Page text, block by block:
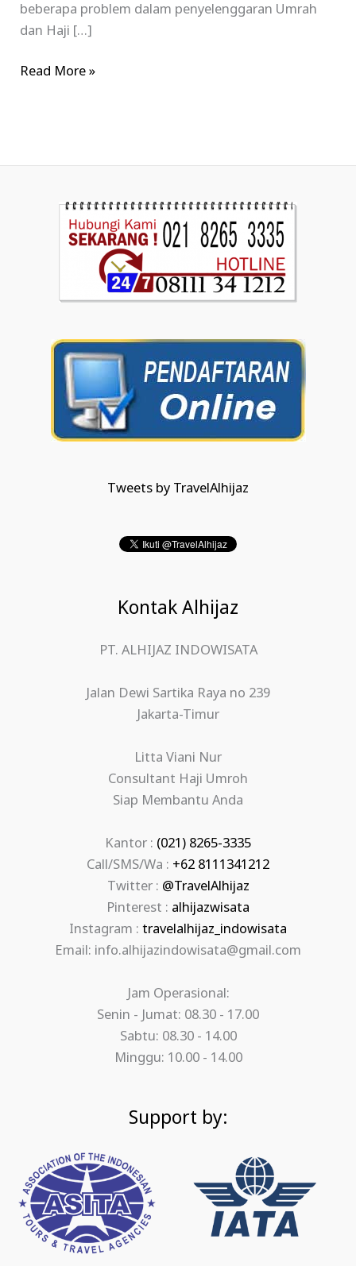
beberapa problem dalam penyelenggaran Umrah
dan Haji […]
Read More »
Tweets by TravelAlhijaz
Kontak Alhijaz
PT. ALHIJAZ INDOWISATA
Jalan Dewi Sartika Raya no 239
Jakarta-Timur
Litta Viani Nur
Consultant Haji Umroh
Siap Membantu Anda
Kantor : (021) 8265-3335
Call/SMS/Wa : +62 8111341212
Twitter : @TravelAlhijaz
Pinterest : alhijazwisata
Instagram : travelalhijaz_indowisata
Email: info.alhijazindowisata@gmail.com
Jam Operasional:
Senin - Jumat: 08.30 - 17.00
Sabtu: 08.30 - 14.00
Minggu: 10.00 - 14.00
Support by: